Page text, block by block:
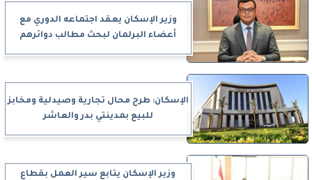
وزير الإسكان يعقد اجتماعه الدوري مع
أعضاء البرلمان لبحث مطالب دوائرهم
الإسكان: طرح محال تجارية وصيدلية ومخابز
للبيع بمدينتي بدر والعاشر
وزير الإسكان يتابع سير العمل بقطاع